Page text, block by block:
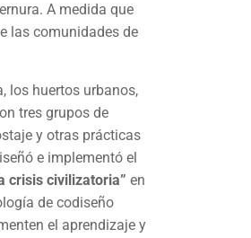
A medida que
las comunidades de
los huertos urbanos,
tres grupos de
y otras prácticas
e implementó el
crisis civilizatoria” en
de codiseño
el aprendizaje y